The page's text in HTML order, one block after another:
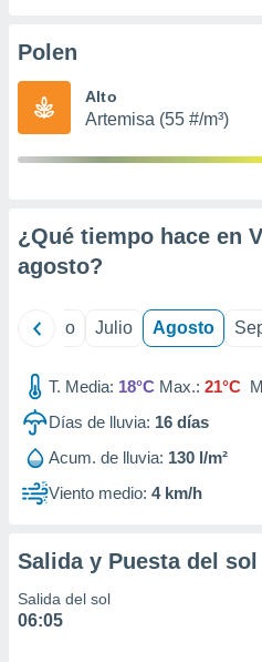
e
mediante
de
1199
Polen
Alto
Artemisa (55 #/m³)
¿Qué tiempo hace en
agosto?
Junio Julio Agosto
T. Media: 18°C Max.: 21°C
Días de lluvia: 16 días
Acum. de lluvia: 130 l/m²
Viento medio: 4 km/h
Salida y Puesta del sol
Salida del sol
06:05